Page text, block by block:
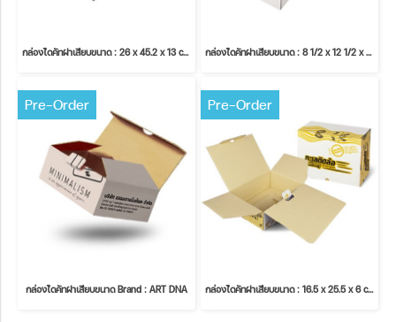
กล่องไดคัทฝาเสียบขนาด : 26 x 45.2 x 13 cm. กล่องไดคัทฝาเสียบขนาด : 8 1/2 x 12 1/2 x 3 inches.
Pre-Order
กล่องไดคัทฝาเสียบขนาด Brand : ART DNA
Pre-Order
กล่องไดคัทฝาเสียบขนาด : 16.5 x 25.5 x 6 cm.